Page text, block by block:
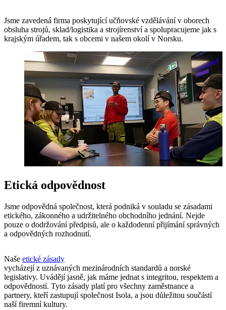
Jsme zavedená firma poskytující učňovské vzdělávání v oborech
obsluha strojů, sklad/logistika a strojírenství a spolupracujeme jak s
krajským úřadem, tak s obcemi v našem okolí v Norsku.
Etická odpovědnost
Jsme odpovědná společnost, která podniká v souladu se zásadami
etického, zákonného a udržitelného obchodního jednání. Nejde
pouze o dodržování předpisů, ale o každodenní přijímání správných
a odpovědných rozhodnutí.
Naše etické zásady
vycházejí z uznávaných mezinárodních standardů a norské
legislativy. Uvádějí jasně, jak máme jednat s integritou, respektem a
odpovědností. Tyto zásady platí pro všechny zaměstnance a
partnery, kteří zastupují společnost Isola, a jsou důležitou součástí
naší firemní kultury.